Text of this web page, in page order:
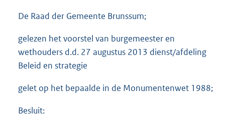
De Raad der Gemeente Brunssum;
gelezen het voorstel van burgemeester en
wethouders d.d. 27 augustus 2013 dienst/afdeling
Beleid en strategie
gelet op het bepaalde in de Monumentenwet 1988;
Besluit: